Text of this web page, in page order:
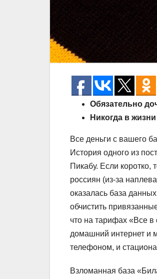
Обязательно
Никогда в
Все деньги с вашего
История одного из
Пикабу. Если коротко,
россиян (из-за
оказалась база
обчистить
что на тарифах «Все
домашний интернет и
телефоном, и
Взломанная база